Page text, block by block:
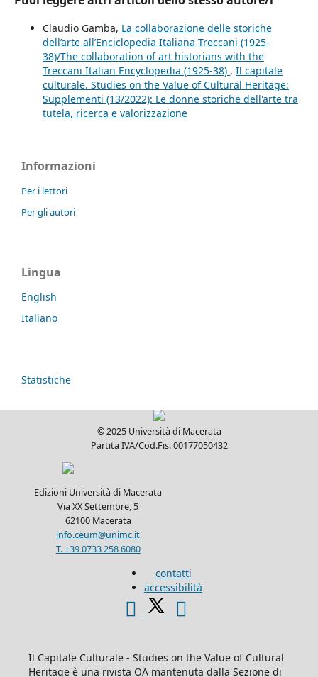
Claudio Gamba, La collaborazione delle storiche
dell’arte all’Enciclopedia Italiana Treccani (1925-
38)/The collaboration of art historians with the
Treccani Italian Encyclopedia (1925-38) , Il capitale
culturale. Studies on the Value of Cultural Heritage:
Supplementi (13/2022): Le donne storiche dell'arte tra
tutela, ricerca e valorizzazione
Informazioni
Per i lettori
Per gli autori
Lingua
English
Italiano
Statistiche
© 2025 Università di Macerata
Partita IVA/Cod.Fis. 00177050432
Edizioni Università di Macerata
Via XX Settembre, 5
62100 Macerata
info.ceum@unimc.it
T. +39 0733 258 6080
contatti
accessibilità
Il Capitale Culturale - Studies on the Value of Cultural
Heritage è una rivista OA mantenuta dalla Sezione di